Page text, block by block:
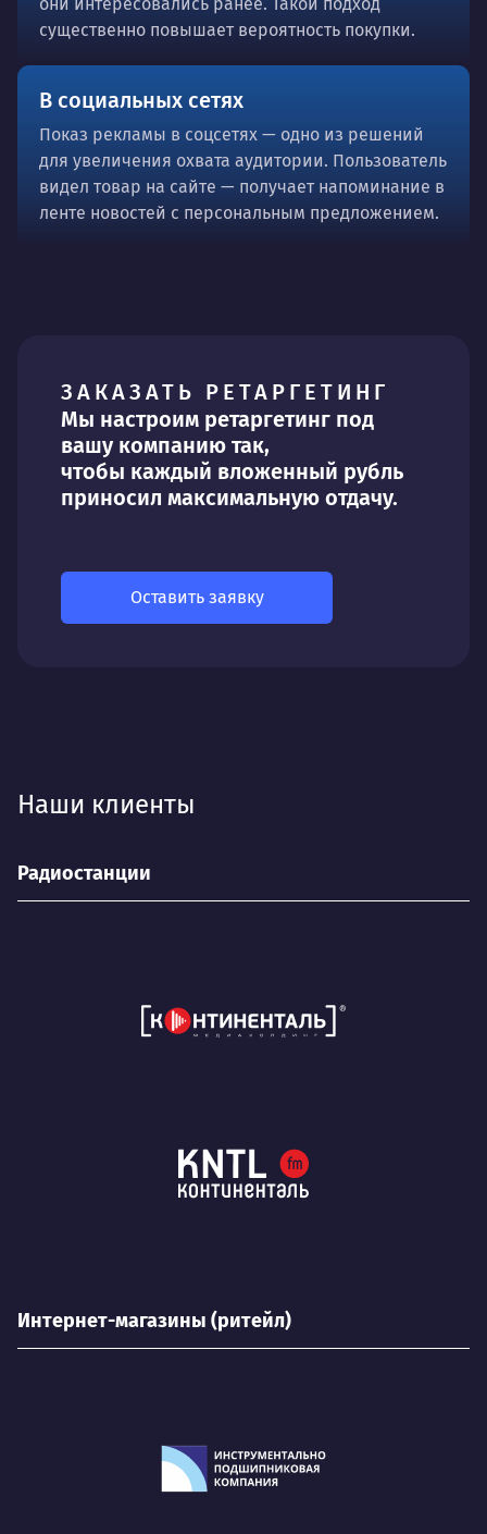
существенно повышает вероятность покупки.
В социальных сетях
Показ рекламы в соцсетях — одно из решений
для увеличения охвата аудитории. Пользователь
видел товар на сайте — получает напоминание в
ленте новостей с персональным предложением.
ЗАКАЗАТЬ РЕТАРГЕТИНГ
Мы настроим ретаргетинг под
вашу компанию так,
чтобы каждый вложенный рубль
приносил максимальную отдачу.
Оставить заявку
Наши клиенты
Радиостанции
Интернет-магазины (ритейл)